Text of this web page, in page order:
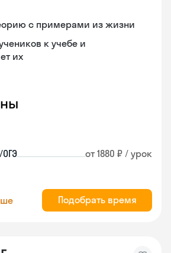
с примерами из жизни
к учебе и
их
ОГЭ от 1880 ₽ / урок
Подобрать время